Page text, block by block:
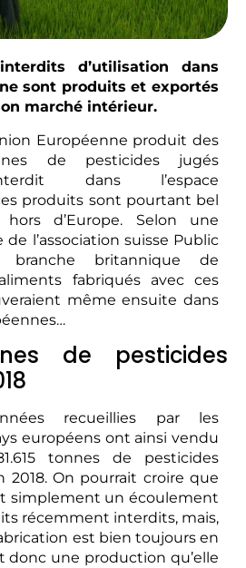
d’utilisation dans
sont produits et exportés
marché intérieur.
Européenne produit des
de pesticides jugés
dans l’espace
produits sont pourtant bel
d’Europe. Selon une
l’association suisse Public
britannique de
fabriqués avec ces
même ensuite dans
de pesticides
recueillies par les
européens ont ainsi vendu
tonnes de pesticides
2018. On pourrait croire que
simplement un écoulement
récemment interdits, mais,
est bien toujours en
donc une production qu’elle